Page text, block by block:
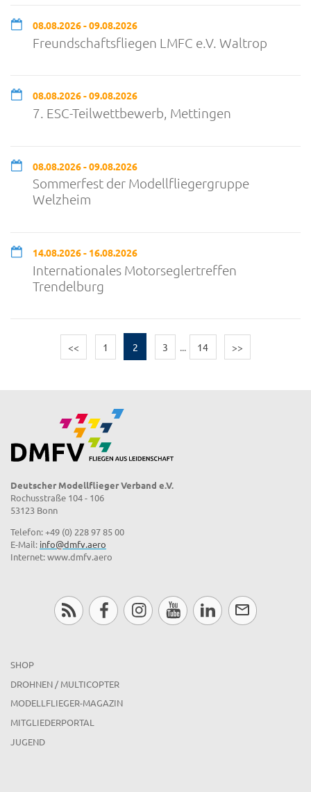
08.08.2026 - 09.08.2026
Freundschaftsfliegen LMFC e.V. Waltrop
08.08.2026 - 09.08.2026
7. ESC-Teilwettbewerb, Mettingen
08.08.2026 - 09.08.2026
Sommerfest der Modellfliegergruppe
Welzheim
14.08.2026 - 16.08.2026
Internationales Motorseglertreffen
Trendelburg
<< 1 2 3 ... 14 >>
Deutscher Modellflieger Verband e.V.
Rochusstraße 104 - 106
53123 Bonn
Telefon: +49 (0) 228 97 85 00
E-Mail: info@dmfv.aero
Internet: www.dmfv.aero
SHOP
DROHNEN / MULTICOPTER
MODELLFLIEGER-MAGAZIN
MITGLIEDERPORTAL
JUGEND